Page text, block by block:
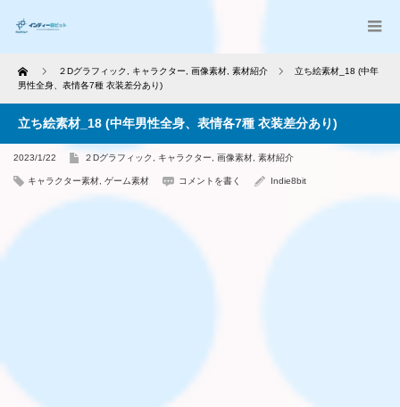
Home ２Dグラフィック キャラクター 画像素材 素材紹介
立ち絵素材_18 (中年
男性全身、表情各7種 衣装差分あり)
立ち絵素材_18 (中年男性全身、表情各7種 衣装差分あり)
2023/1/22 ２Dグラフィック キャラクター 画像素材 素材紹介
キャラクター素材 ゲーム素材 コメントを書く Indie8bit